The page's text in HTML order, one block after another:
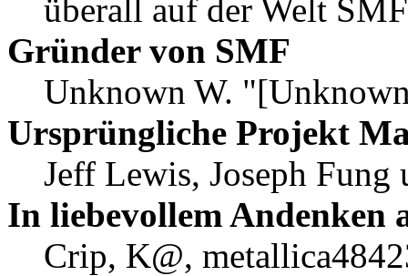
überall auf der Welt
Gründer von SMF
Unknown W.
Ursprüngliche Projekt
Jeff Lewis, Joseph
In liebevollem Andenken
Crip, K@,